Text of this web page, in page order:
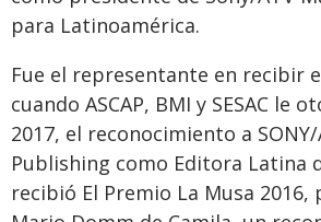
para Latinoamérica.
Fue el representante en recibir
cuando ASCAP, BMI y SESAC le
2017, el reconocimiento a
Publishing como Editora Latina
recibió El Premio La Musa